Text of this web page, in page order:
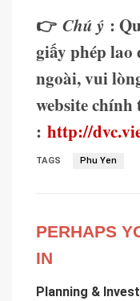
👉 Chú ý :
giấy phép lao
ngoài, vui
website
: http://
TAGS Phu Yen
PERHAPS
IN
Planning &